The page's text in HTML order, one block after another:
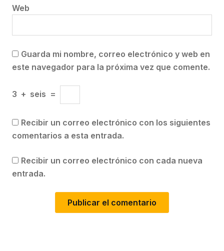
Web
Guarda mi nombre, correo electrónico y web en
este navegador para la próxima vez que comente.
3 + seis =
Recibir un correo electrónico con los siguientes
comentarios a esta entrada.
Recibir un correo electrónico con cada nueva
entrada.